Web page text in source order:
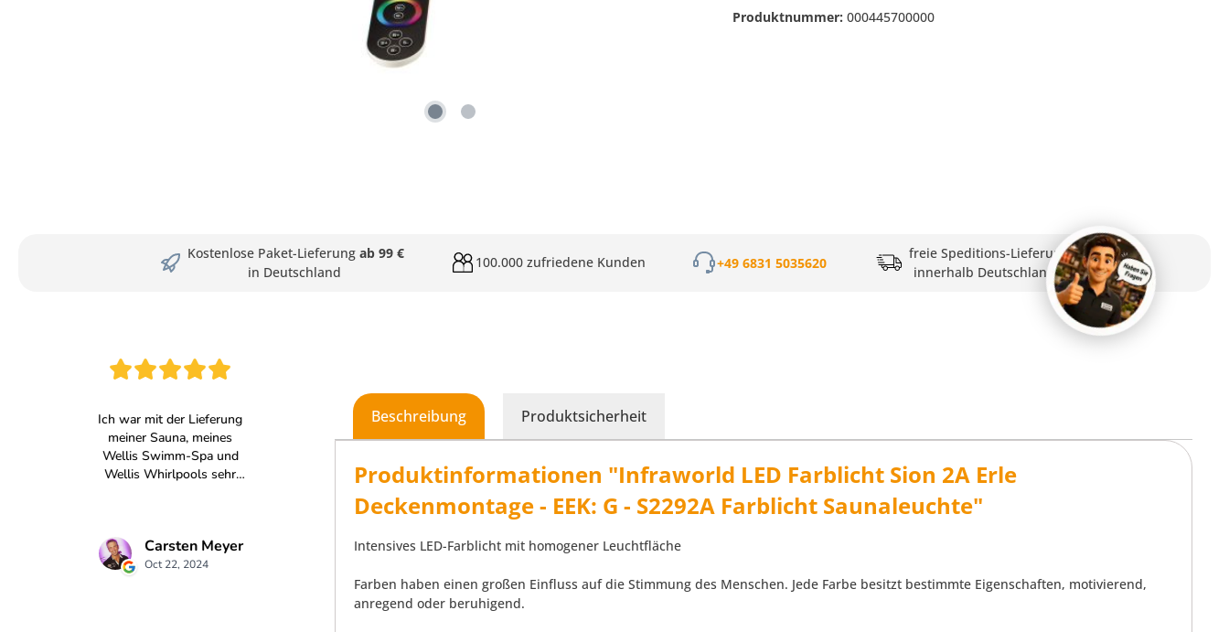
Produktnummer: 000445700000
Kostenlose Paket-Lieferung ab 99 €
in Deutschland
100.000 zufriedene Kunden +49 6831 5035620
freie Speditions-Lieferung
innerhalb Deutschlands
Beschreibung Produktsicherheit
Produktinformationen "Infraworld LED Farblicht Sion 2A Erle
Deckenmontage - EEK: G - S2292A Farblicht Saunaleuchte"
Intensives LED-Farblicht mit homogener Leuchtfläche
Farben haben einen großen Einfluss auf die Stimmung des Menschen. Jede Farbe besitzt bestimmte Eigenschaften, motivierend,
anregend oder beruhigend.